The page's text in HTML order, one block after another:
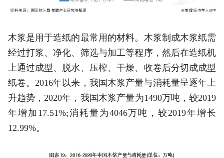
木浆是用于造纸的最常用的材料。木浆制成木浆纸需
经过打浆、净化、筛选与加工等程序，然后在造纸机
上通过成型、脱水、压榨、干燥、收卷后分切成成型
纸卷。2016年以来，我国木浆产量与消耗量呈逐年上
升趋势，2020年，我国木浆产量为1490万吨，较2019
年增加17.51%;消耗量为4046万吨，较2019年增长
12.99%。